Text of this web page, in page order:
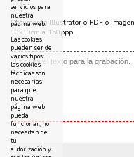
Documento Illustrator o PDF o
10x10cm a 150ppp.
servicios para
nuestra
página web.
Las cookies
pueden ser de
varios tipos:
las cookies
técnicas son
necesarias
para que
nuestra
página web
pueda
funcionar, no
necesitan de
tu
autorización y